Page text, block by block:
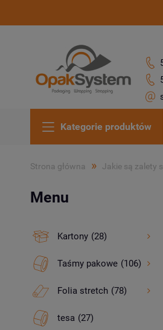
Kategorie produktów
Strona główna » Jakie są zalety
Menu
Kartony (28)
Taśmy pakowe (106)
Folia stretch (78)
tesa (27)